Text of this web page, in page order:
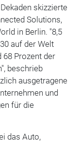
skizzierte
Solutions,
in Berlin. "8,5
auf der Welt
68 Prozent der
beschrieb
ausgetragene
und
für die
das Auto,